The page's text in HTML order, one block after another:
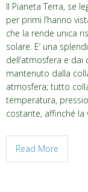
Il Pianeta Terra, se
per primi l’hanno
che la rende unica
solare. E’ una
dell’atmosfera e
mantenuto dalla
atmosfera; tutto
temperatura,
costante, affinché la
Read More